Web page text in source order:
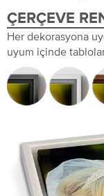
ÇERÇEVE
Her dekorasyona
uyum içinde